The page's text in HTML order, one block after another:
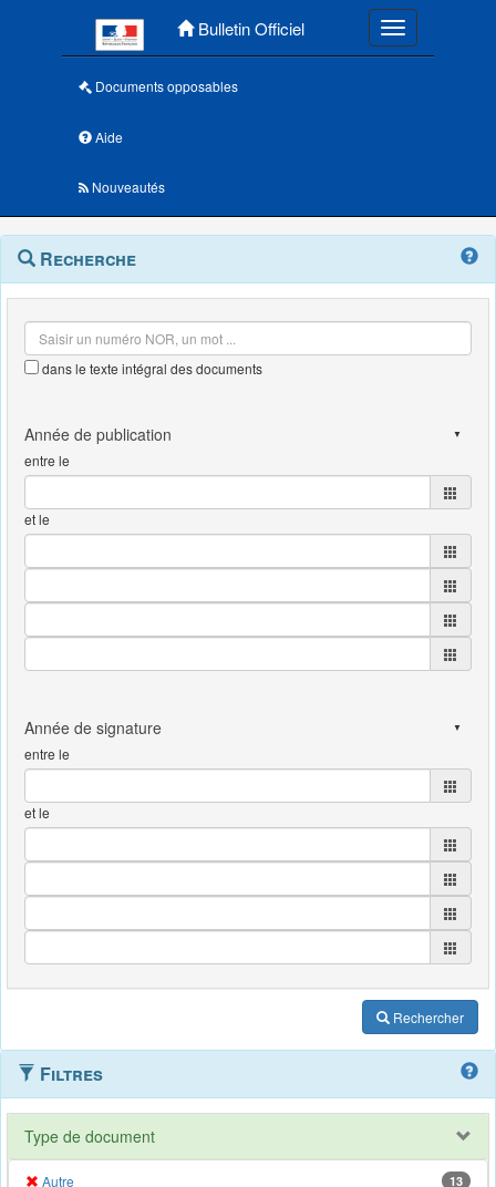
Bulletin Officiel Toggle
Documents opposables
Aide
Nouveautés
Navigation
outils
Menu
contextuel
Recherche
dans le texte intégral des documents
entre le
et le
entre le
et le
Rechercher
Filtres
Type de document
Autre 13